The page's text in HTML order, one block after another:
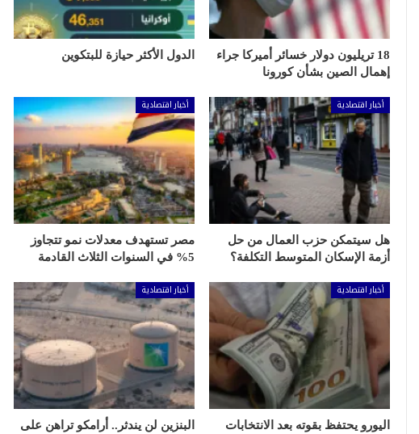
18 تريليون دولار خسائر أميركا جراء
إهمال الصين بشأن كورونا
الدول الأكثر حيازة للبتكوين
أخبار اقتصادية
هل سيتمكن حزب العمال من حل
أزمة الإسكان المتوسط التكلفة؟
أخبار اقتصادية
مصر تستهدف معدلات نمو تتجاوز
5% في السنوات الثلاث القادمة
أخبار اقتصادية
اليورو يحتفظ بقوته بعد الانتخابات
أخبار اقتصادية
البنزين لن يندثر.. أرامكو تراهن على